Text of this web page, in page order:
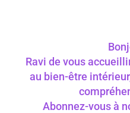
Ravi de vous
au bien-être
Abonnez-vous à